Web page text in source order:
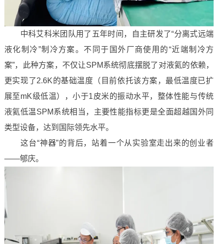
中科艾科米团队用了五年时间，自主研发了“分离式远端
液化制冷”制冷方案。不同于国外厂商使用的“近端制冷方
案”，此种方案，不仅让SPM系统彻底摆脱了对液氦的依赖，
更实现了2.6K的基础温度（目前依托该方案，最低温度已扩
展至mK级低温），小于1皮米的振动水平，整体性能与传统
液氦低温SPM系统相当，主要性能指标更是全面超越国外同
类型设备，达到国际领先水平。
这台“神器”的背后，站着一个从实验室走出来的创业者
——郇庆。